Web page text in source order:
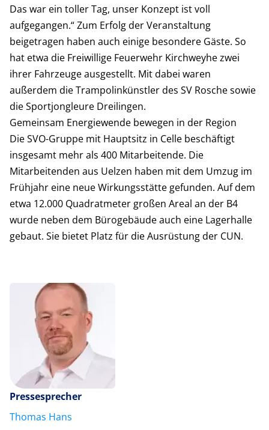
Das war ein toller Tag, unser Konzept ist voll
aufgegangen.“ Zum Erfolg der Veranstaltung
beigetragen haben auch einige besondere Gäste. So
hat etwa die Freiwillige Feuerwehr Kirchweyhe zwei
ihrer Fahrzeuge ausgestellt. Mit dabei waren
außerdem die Trampolinkünstler des SV Rosche sowie
die Sportjongleure Dreilingen.
Gemeinsam Energiewende bewegen in der Region
Die SVO-Gruppe mit Hauptsitz in Celle beschäftigt
insgesamt mehr als 400 Mitarbeitende. Die
Mitarbeitenden aus Uelzen haben mit dem Umzug im
Frühjahr eine neue Wirkungsstätte gefunden. Auf dem
etwa 12.000 Quadratmeter großen Areal an der B4
wurde neben dem Bürogebäude auch eine Lagerhalle
gebaut. Sie bietet Platz für die Ausrüstung der CUN.
Pressesprecher
Thomas Hans